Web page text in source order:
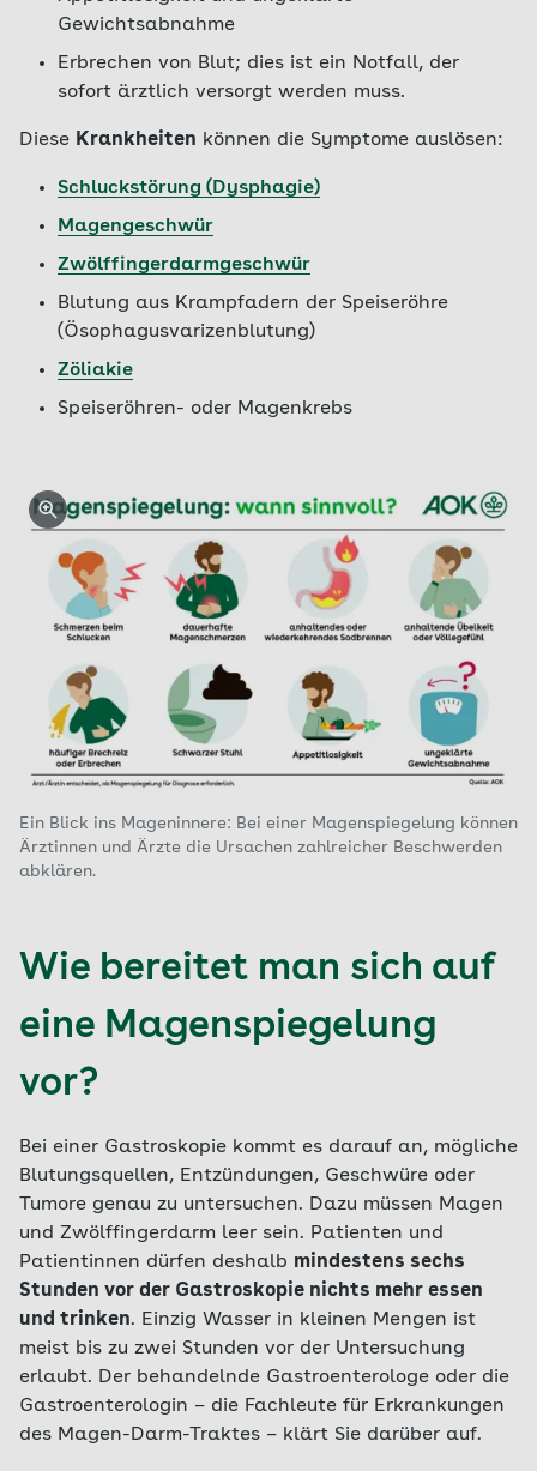
Gewichtsabnahme
Erbrechen von Blut; dies ist ein Notfall, der
sofort ärztlich versorgt werden muss.
Diese Krankheiten können die Symptome auslösen:
Schluckstörung (Dysphagie)
Magengeschwür
Zwölffingerdarmgeschwür
Blutung aus Krampfadern der Speiseröhre
(Ösophagusvarizenblutung)
Zöliakie
Speiseröhren- oder Magenkrebs
Ein Blick ins Mageninnere: Bei einer Magenspiegelung können
Ärztinnen und Ärzte die Ursachen zahlreicher Beschwerden
abklären.
Wie bereitet man sich auf
eine Magenspiegelung
vor?
Bei einer Gastroskopie kommt es darauf an, mögliche
Blutungsquellen, Entzündungen, Geschwüre oder
Tumore genau zu untersuchen. Dazu müssen Magen
und Zwölffingerdarm leer sein. Patienten und
Patientinnen dürfen deshalb mindestens sechs
Stunden vor der Gastroskopie nichts mehr essen
und trinken. Einzig Wasser in kleinen Mengen ist
meist bis zu zwei Stunden vor der Untersuchung
erlaubt. Der behandelnde Gastroenterologe oder die
Gastroenterologin – die Fachleute für Erkrankungen
des Magen-Darm-Traktes – klärt Sie darüber auf.